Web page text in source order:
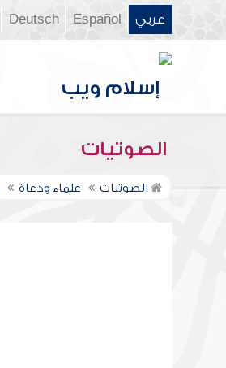
عربي Español
Deutsch
الصوتيات
الصوتيات علماء ودعاة